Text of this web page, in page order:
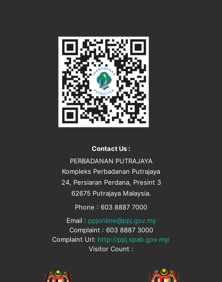
Contact Us :
PERBADANAN PUTRAJAYA
Kompleks Perbadanan Putrajaya
24, Persiaran Perdana, Presint 3
62675 Putrajaya Malaysia.
Phone : 603 8887 7000
Email : ppjonline@ppj.gov.my
Complaint : 603 8887 3000
Complaint Url: http://ppj.spab.gov.my/
Visitor Count :